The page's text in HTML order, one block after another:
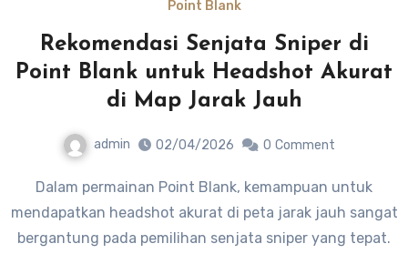
Point Blank
Rekomendasi Senjata Sniper di
Point Blank untuk Headshot Akurat
di Map Jarak Jauh
admin 02/04/2026 0 Comment
Dalam permainan Point Blank, kemampuan untuk
mendapatkan headshot akurat di peta jarak jauh sangat
bergantung pada pemilihan senjata sniper yang tepat.